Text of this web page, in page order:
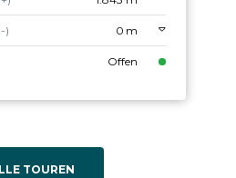
) 0 m
Offen
TOUREN